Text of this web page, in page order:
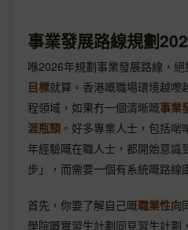
事業發展路線規劃
喺2026年規劃事業發展路線，
目標就算。香港嘅職場環境越嚟
程領域，如果冇一個清晰嘅事業
涯瓶頸 。好多專業人士，包括
年經驗嘅在職人士，都開始意識
步」，而需要一個有系統嘅路線
首先，你要了解自己嘅職業性向
學院嘅實習生計劃同見習生計劃